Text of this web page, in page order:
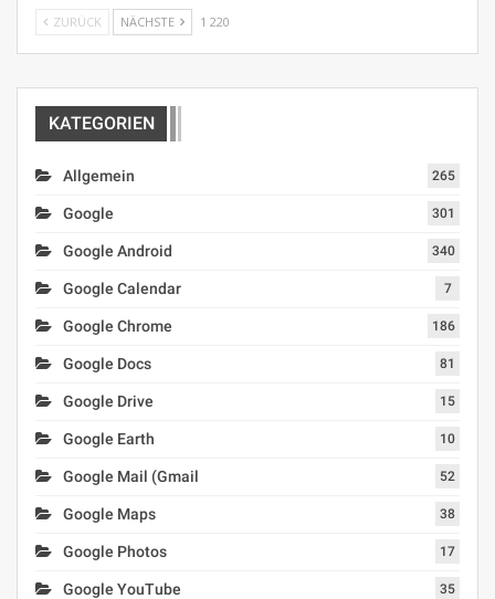
ZURÜCK NÄCHSTE 1 220
KATEGORIEN
Allgemein 265
Google 301
Google Android 340
Google Calendar 7
Google Chrome 186
Google Docs 81
Google Drive 15
Google Earth 10
Google Mail (Gmail 52
Google Maps 38
Google Photos 17
Google YouTube 35